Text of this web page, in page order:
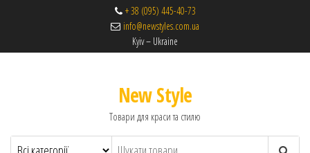
+ 38 (095) 445-40-73
info@newstyles.com.ua
Kyiv – Ukraine
New Style
Товари для краси та стилю